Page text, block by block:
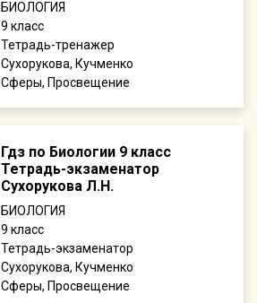
БИОЛОГИЯ
9
Тетрадь-тренажер
Сухорукова, Кучменко
Сферы, Просвещение
Гдз по Биологии 9 класс
Тетрадь-экзаменатор
Сухорукова Л.Н.
БИОЛОГИЯ
9
Тетрадь-экзаменатор
Сухорукова, Кучменко
Сферы, Просвещение